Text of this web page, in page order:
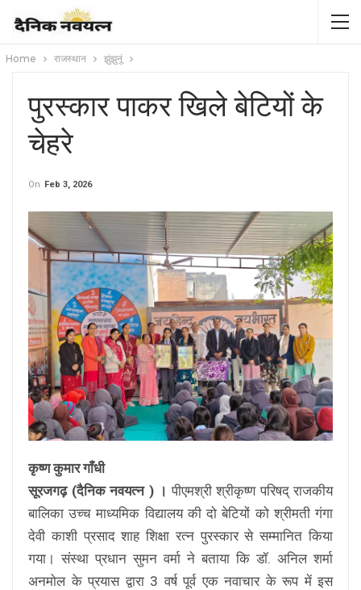
Home राजस्थान झुंझुनूं
पुरस्कार पाकर खिले बेटियों के
चेहरे
On Feb 3, 2026
कृष्ण कुमार गाँधी
सूरजगढ़ (दैनिक नवयत्न ) । पीएमश्री श्रीकृष्ण परिषद् राजकीय
बालिका उच्च माध्यमिक विद्यालय की दो बेटियों को श्रीमती गंगा
देवी काशी प्रसाद शाह शिक्षा रत्न पुरस्कार से सम्मानित किया
गया। संस्था प्रधान सुमन वर्मा ने बताया कि डॉ. अनिल शर्मा
अनमोल के प्रयास द्वारा 3 वर्ष पूर्व एक नवाचार के रूप में इस